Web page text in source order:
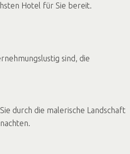
Hotel für Sie bereit.
sind, die
durch die malerische Landschaft